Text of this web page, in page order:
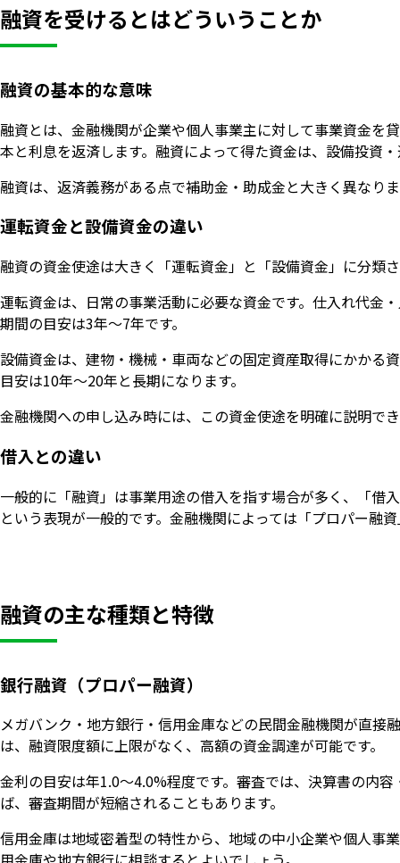
融資を受けるとはどういうことか
融資の基本的な意味
融資とは、金融機関が企業や個人事業主に対して事業資金を
本と利息を返済します。融資によって得た資金は、設備投資
融資は、返済義務がある点で補助金・助成金と大きく異なり
運転資金と設備資金の違い
融資の資金使途は大きく「運転資金」と「設備資金」に分類
運転資金は、日常の事業活動に必要な資金です。仕入れ代金
期間の目安は3年〜7年です。
設備資金は、建物・機械・車両などの固定資産取得にかかる
目安は10年〜20年と長期になります。
金融機関への申し込み時には、この資金使途を明確に説明で
借入との違い
一般的に「融資」は事業用途の借入を指す場合が多く、「借
という表現が一般的です。金融機関によっては「プロパー融
融資の主な種類と特徴
銀行融資（プロパー融資）
メガバンク・地方銀行・信用金庫などの民間金融機関が直接
は、融資限度額に上限がなく、高額の資金調達が可能です。
金利の目安は年1.0〜4.0%程度です。審査では、決算書の内
ば、審査期間が短縮されることもあります。
信用金庫は地域密着型の特性から、地域の中小企業や個人事